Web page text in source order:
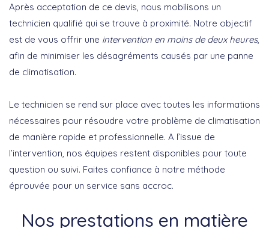
Après acceptation de ce devis, nous mobilisons un
technicien qualifié qui se trouve à proximité. Notre objectif
est de vous offrir une intervention en moins de deux heures,
afin de minimiser les désagréments causés par une panne
de climatisation.
Le technicien se rend sur place avec toutes les informations
nécessaires pour résoudre votre problème de climatisation
de manière rapide et professionnelle. A l’issue de
l’intervention, nos équipes restent disponibles pour toute
question ou suivi. Faites confiance à notre méthode
éprouvée pour un service sans accroc.
Nos prestations en matière